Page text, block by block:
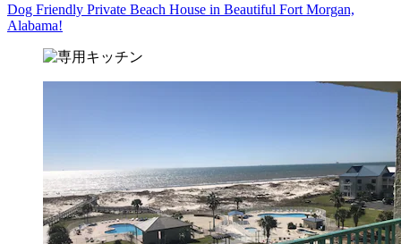
Dog Friendly Private Beach House in Beautiful Fort Morgan,
Alabama!